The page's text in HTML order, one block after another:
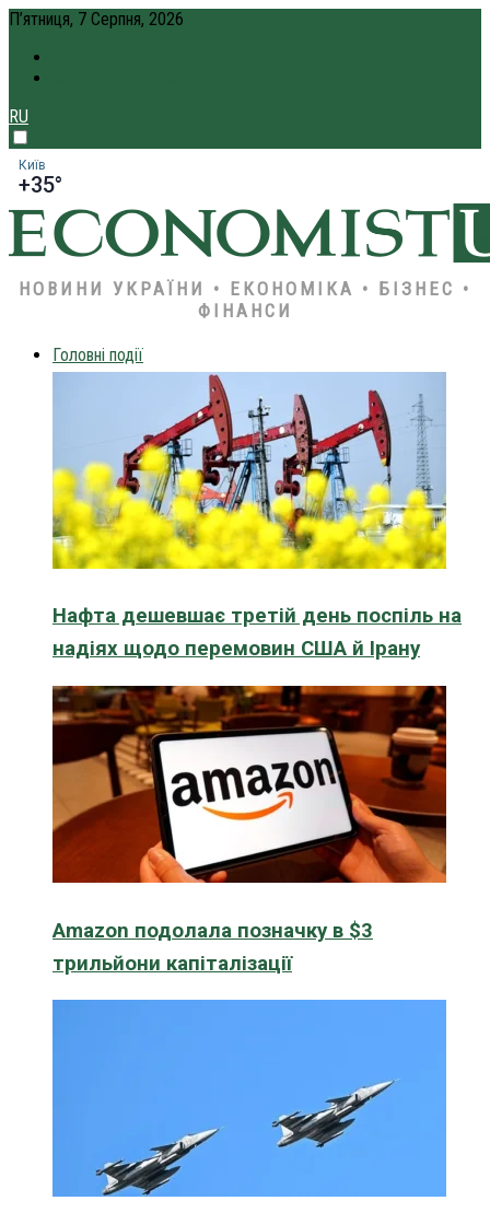
П’ятниця, 7 Серпня, 2026
RU
Київ
+35°
НОВИНИ УКРАЇНИ • ЕКОНОМІКА • БІЗНЕС •
ФІНАНСИ
Головні події
Нафта дешевшає третій день поспіль на
надіях щодо перемовин США й Ірану
Amazon подолала позначку в $3
трильйони капіталізації